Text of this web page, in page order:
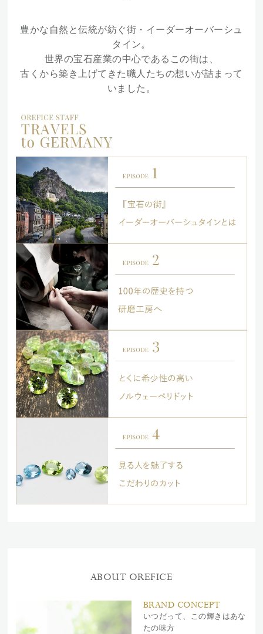
豊かな自然と伝統が紡ぐ街・イーダーオーバーシュ
タイン。
世界の宝石産業の中心であるこの街は、
古くから築き上げてきた職人たちの想いが詰まって
いました。
ABOUT OREFICE
BRAND CONCEPT
いつだって、この輝きはあな
たの味方